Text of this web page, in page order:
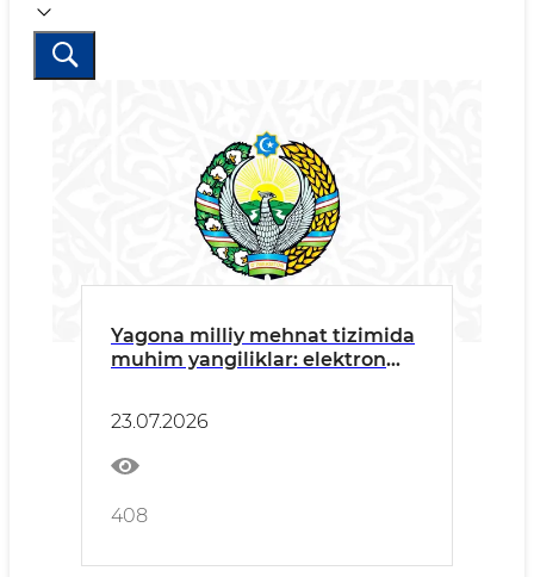
Yagona milliy mehnat tizimida
muhim yangiliklar: elektron
23.07.2026
408